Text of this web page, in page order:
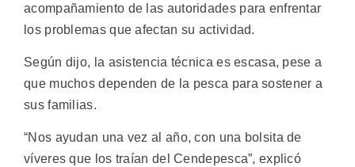
acompañamiento de las autoridades para enfrentar
los problemas que afectan su actividad.
Según dijo, la asistencia técnica es escasa, pese a
que muchos dependen de la pesca para sostener a
sus familias.
“Nos ayudan una vez al año, con una bolsita de
víveres que los traían del Cendepesca”, explicó